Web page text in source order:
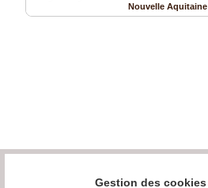
Nouvelle Aquitaine
Gestion des cookies